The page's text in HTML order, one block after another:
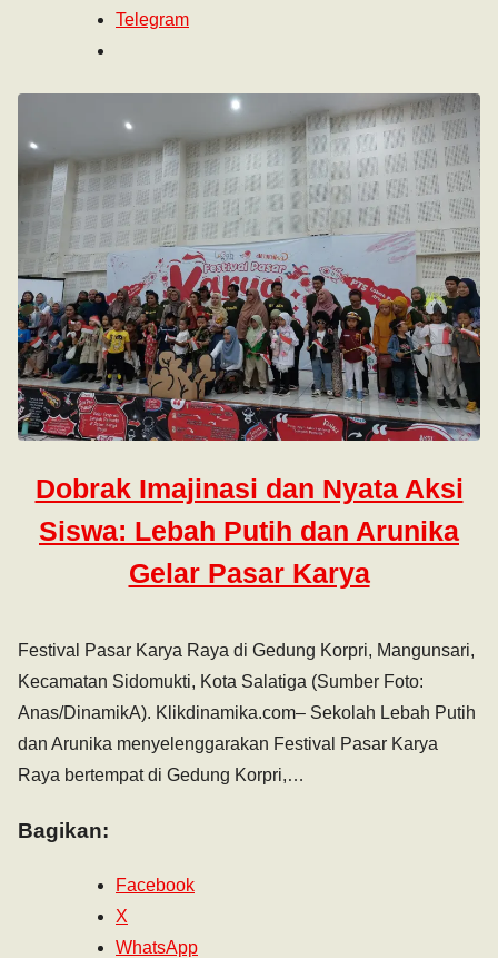
Telegram
Dobrak Imajinasi dan Nyata Aksi
Siswa: Lebah Putih dan Arunika
Gelar Pasar Karya
Festival Pasar Karya Raya di Gedung Korpri, Mangunsari,
Kecamatan Sidomukti, Kota Salatiga (Sumber Foto:
Anas/DinamikA). Klikdinamika.com– Sekolah Lebah Putih
dan Arunika menyelenggarakan Festival Pasar Karya
Raya bertempat di Gedung Korpri,…
Bagikan:
Facebook
X
WhatsApp